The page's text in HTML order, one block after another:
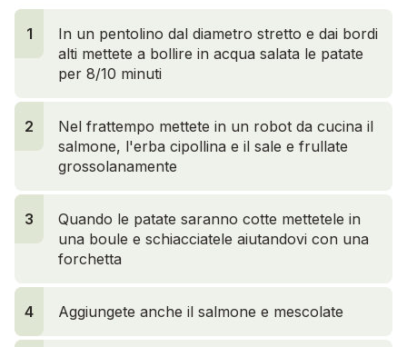
1
In un pentolino dal diametro stretto e dai bordi
alti mettete a bollire in acqua salata le patate
per 8/10 minuti
1
2
Nel frattempo mettete in un robot da cucina il
salmone, l'erba cipollina e il sale e frullate
grossolanamente
3
Quando le patate saranno cotte mettetele in
una boule e schiacciatele aiutandovi con una
forchetta
4 Aggiungete anche il salmone e mescolate